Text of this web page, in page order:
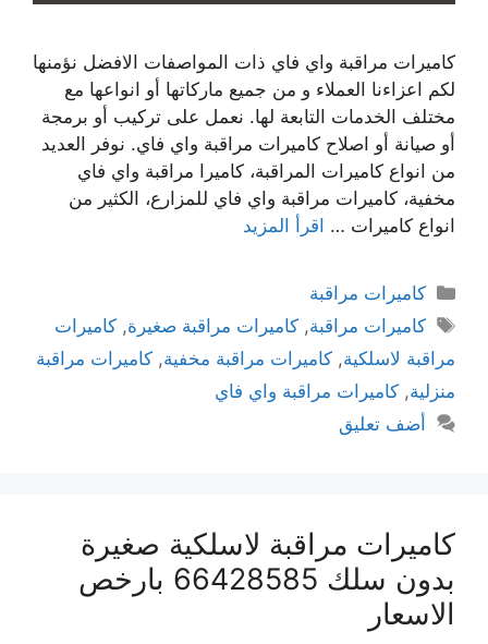
كاميرات مراقبة واي فاي ذات المواصفات الافضل نؤمنها
لكم اعزاءنا العملاء و من جميع ماركاتها أو انواعها مع
مختلف الخدمات التابعة لها. نعمل على تركيب أو برمجة
أو صيانة أو اصلاح كاميرات مراقبة واي فاي. نوفر العديد
من انواع كاميرات المراقبة، كاميرا مراقبة واي فاي
مخفية، كاميرات مراقبة واي فاي للمزارع، الكثير من
انواع كاميرات … اقرأ المزيد
كاميرات مراقبة
كاميرات مراقبة,كاميرات مراقبة صغيرة,كاميرات
مراقبة لاسلكية, كاميرات مراقبة مخفية, كاميرات مراقبة
منزلية, كاميرات مراقبة واي فاي
أضف تعليق
كاميرات مراقبة لاسلكية صغيرة
بدون سلك 66428585 بارخص
الاسعار